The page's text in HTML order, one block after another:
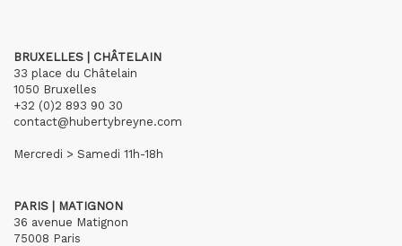
BRUXELLES | CHÂTELAIN
33 place du Châtelain
1050 Bruxelles
+32 (0)2 893 90 30
contact@hubertybreyne.com
Mercredi > Samedi 11h-18h
PARIS | MATIGNON
36 avenue Matignon
75008 Paris